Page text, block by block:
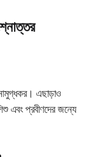
এছাড়াও
এবং প্রবীণদের জন্যে